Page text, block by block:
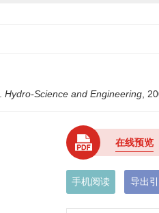
Hydro-Science and Engineering ,
在线预览
手机阅读 导出